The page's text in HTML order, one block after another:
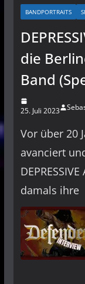
BANDPORTRAITS
die
Band
25. Juli 2023
Vor über 20
avanciert
damals ihre